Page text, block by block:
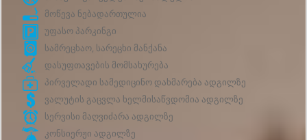
მოწევა ნებადართულია
უფასო პარკინგი
სამრეცხაო, სარეცხი მანქანა
დასუფთავების მომსახურება
პირველადი სამედიცინო დახმარება ადგილზე
ვალუტის გაცვლა ხელმისაწვდომია ადგილზე
სერვისი მაღვიძარა ადგილზე
კონსიერჟი ადგილზე